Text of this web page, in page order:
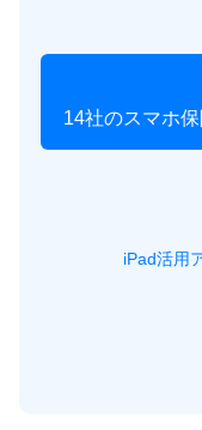
14社のスマホ
iPad活用